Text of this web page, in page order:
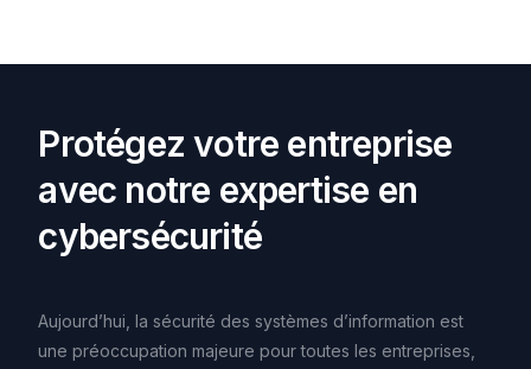
Protégez votre entreprise
avec notre expertise en
cybersécurité
Aujourd’hui, la sécurité des systèmes d’information est
une préoccupation majeure pour toutes les entreprises,